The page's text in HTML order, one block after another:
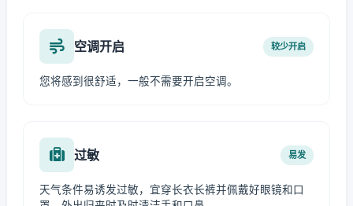
空调开启 较少开启
您将感到很舒适，一般不需要开启空调。
过敏 易发
天气条件易诱发过敏，宜穿长衣长裤并佩戴好眼镜和口